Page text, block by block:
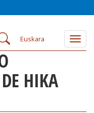
Euskara
HIKA